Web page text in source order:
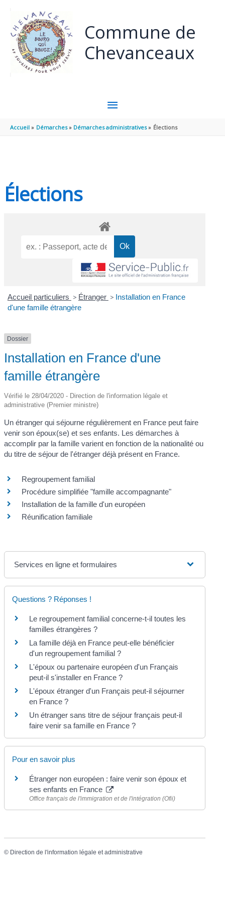
Commune de
Chevanceaux
MENU
PRINCIPAL
Accueil Démarches Démarches administratives Élections
Élections
Accueil particuliers > Étranger > Installation en France
d'une famille étrangère
Dossier
Installation en France d'une
famille étrangère
Vérifié le 28/04/2020 - Direction de l'information légale et
administrative (Premier ministre)
Un étranger qui séjourne régulièrement en France peut faire
venir son époux(se) et ses enfants. Les démarches à
accomplir par la famille varient en fonction de la nationalité ou
du titre de séjour de l'étranger déjà présent en France.
Regroupement familial
Procédure simplifiée "famille accompagnante"
Installation de la famille d'un européen
Réunification familiale
Services en ligne et formulaires
Questions ? Réponses !
Le regroupement familial concerne-t-il toutes les
familles étrangères ?
La famille déjà en France peut-elle bénéficier
d'un regroupement familial ?
L'époux ou partenaire européen d'un Français
peut-il s'installer en France ?
L'époux étranger d'un Français peut-il séjourner
en France ?
Un étranger sans titre de séjour français peut-il
faire venir sa famille en France ?
Pour en savoir plus
Étranger non européen : faire venir son époux et
ses enfants en France
Office français de l'immigration et de l'intégration (Ofii)
© Direction de l'information légale et administrative